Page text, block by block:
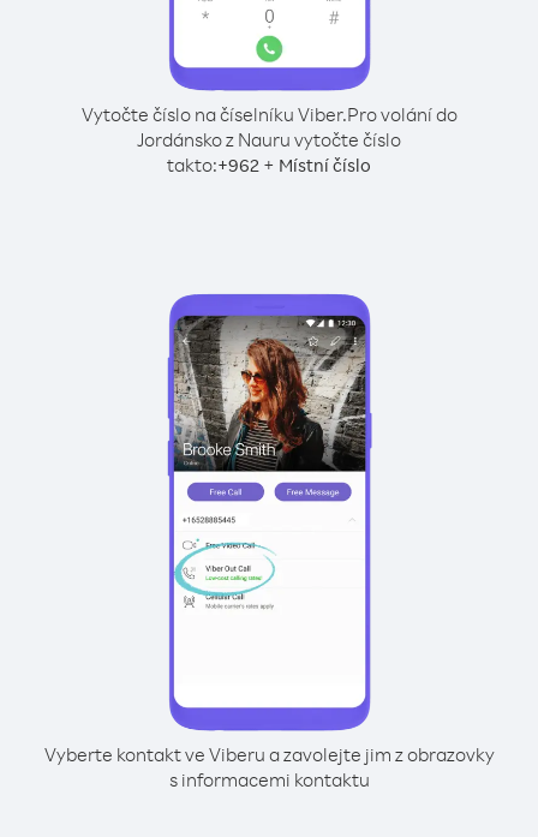
Vytočte číslo na číselníku Viber.Pro volání do
Jordánsko z Nauru vytočte číslo
takto:+962 + Místní číslo
Vyberte kontakt ve Viberu a zavolejte jim z obrazovky
s informacemi kontaktu